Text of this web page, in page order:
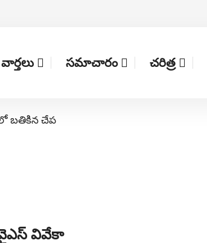
వార్తలు సమాచారం చరిత్ర
బతికిన చేప
వివేకా